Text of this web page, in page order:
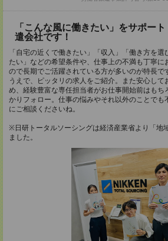
「こんな風に働きたい」をサポー
遣会社です！
「自宅の近くで働きたい」「収入」「働き方を
たい」などの希望条件や、仕事上の不満も丁寧に
ので長期でご活躍されている方が多いのが特長で
うえで、ピッタリの求人をご紹介。また安心して
め、経験豊富な専任担当者がお仕事開始前はもち
かりフォロー。仕事の悩みやそれ以外のことでも
にご相談くださいね。
※日研トータルソーシングは経済産業省より「地
ました。